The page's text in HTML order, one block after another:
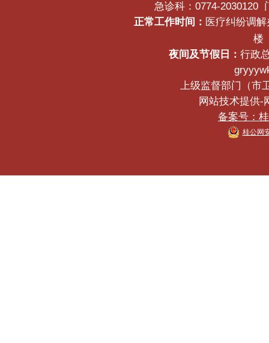
急诊科：0774-2030120
正常工作时间： 医疗纠纷调
楼
夜间及节假日： 行政
上级监督部门（市
网站技术提供-
备案号：
桂公网